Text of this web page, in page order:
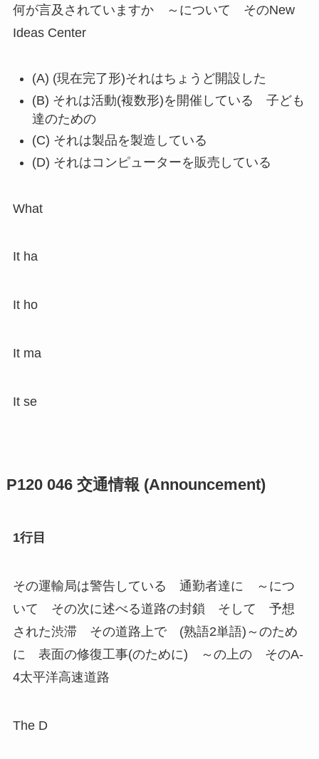
何が言及されていますか ～について そのNew
Ideas Center
(A) (現在完了形)それはちょうど開設した
(B) それは活動(複数形)を開催している 子ども
達のための
(C) それは製品を製造している
(D) それはコンピューターを販売している
What
It ha
It ho
It ma
It se
P120 046 交通情報 (Announcement)
1行目
その運輸局は警告している 通勤者達に ～につ
いて その次に述べる道路の封鎖 そして 予想
された渋滞 その道路上で (熟語2単語)～のため
に 表面の修復工事(のために) ～の上の そのA-
4太平洋高速道路
The D